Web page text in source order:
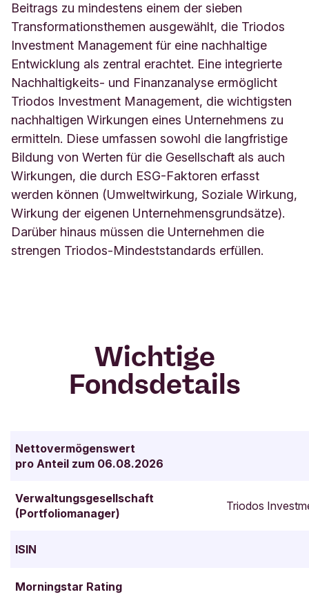
Beitrags zu mindestens einem der sieben
Transformationsthemen ausgewählt, die Triodos
Investment Management für eine nachhaltige
Entwicklung als zentral erachtet. Eine integrierte
Nachhaltigkeits- und Finanzanalyse ermöglicht
Triodos Investment Management, die wichtigsten
nachhaltigen Wirkungen eines Unternehmens zu
ermitteln. Diese umfassen sowohl die langfristige
Bildung von Werten für die Gesellschaft als auch
Wirkungen, die durch ESG-Faktoren erfasst
werden können (Umweltwirkung, Soziale Wirkung,
Wirkung der eigenen Unternehmensgrundsätze).
Darüber hinaus müssen die Unternehmen die
strengen Triodos-Mindeststandards erfüllen.
Wichtige
Fondsdetails
Nettovermögenswert
pro Anteil zum 06.08.2026
Verwaltungsgesellschaft
(Portfoliomanager)
Triodos
ISIN
Morningstar Rating